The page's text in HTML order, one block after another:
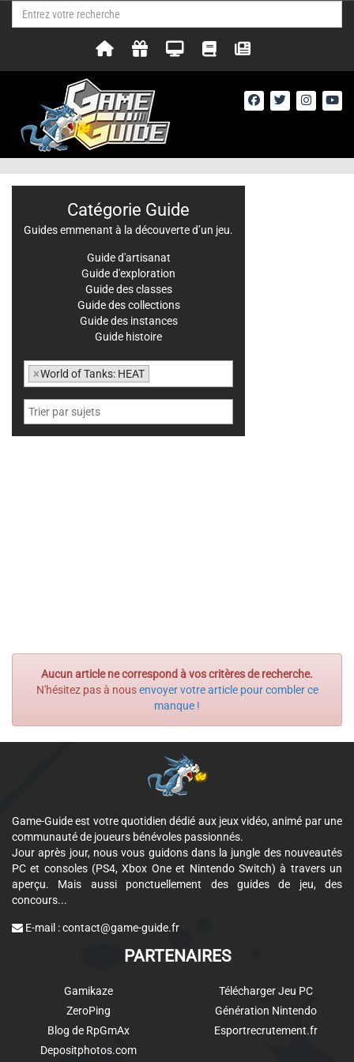
Aucun article ne correspond à vos critères de recherche.
N'hésitez pas à nousenvoyer votre article pour combler ce
manque !
Catégorie Guide
Guides emmenant à la découverte d’un jeu.
Guide d'artisanat
Guide d'exploration
Guide des classes
Guide des collections
Guide des instances
Guide histoire
×World of Tanks: HEAT
Game-Guide est votre quotidien dédié aux jeux vidéo, animé par une
communauté de joueurs bénévoles passionnés.
Jour après jour, nous vous guidons dans la jungle des nouveautés
PC et consoles (PS4, Xbox One et Nintendo Switch) à travers un
aperçu. Mais aussi ponctuellement des guides de jeu, des
concours...
E-mail :contact@game-guide.fr
PARTENAIRES
Gamikaze
ZeroPing
Blog de RpGmAx
Depositphotos.com
Télécharger Jeu PC
Génération Nintendo
Esportrecrutement.fr